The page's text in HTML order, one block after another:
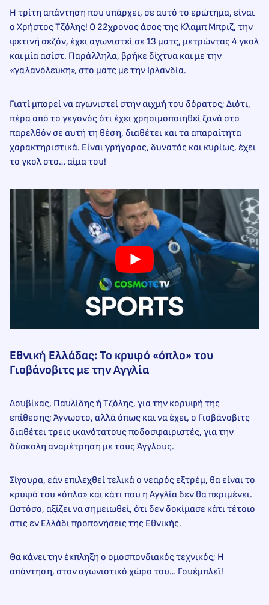
Η τρίτη απάντηση που υπάρχει, σε αυτό το ερώτημα, είναι
ο Χρήστος Τζόλης! Ο 22χρονος άσος της Κλαμπ Μπριζ, την
φετινή σεζόν, έχει αγωνιστεί σε 13 ματς, μετρώντας 4 γκολ
και μία ασίστ. Παράλληλα, βρήκε δίχτυα και με την
«γαλανόλευκη», στο ματς με την Ιρλανδία.
Γιατί μπορεί να αγωνιστεί στην αιχμή του δόρατος; Διότι,
πέρα από το γεγονός ότι έχει χρησιμοποιηθεί ξανά στο
παρελθόν σε αυτή τη θέση, διαθέτει και τα απαραίτητα
χαρακτηριστικά. Είναι γρήγορος, δυνατός και κυρίως, έχει
το γκολ στο… αίμα του!
Εθνική Ελλάδας: Το κρυφό «όπλο» του
Γιοβάνοβιτς με την Αγγλία
Δουβίκας, Παυλίδης ή Τζόλης, για την κορυφή της
επίθεσης; Άγνωστο, αλλά όπως και να έχει, ο Γιοβάνοβιτς
διαθέτει τρεις ικανότατους ποδοσφαιριστές, για την
δύσκολη αναμέτρηση με τους Άγγλους.
Σίγουρα, εάν επιλεχθεί τελικά ο νεαρός εξτρέμ, θα είναι το
κρυφό του «όπλο» και κάτι που η Αγγλία δεν θα περιμένει.
Ωστόσο, αξίζει να σημειωθεί, ότι δεν δοκίμασε κάτι τέτοιο
στις εν Ελλάδι προπονήσεις της Εθνικής.
Θα κάνει την έκπληξη ο ομοσπονδιακός τεχνικός; Η
απάντηση, στον αγωνιστικό χώρο του… Γουέμπλεϊ!